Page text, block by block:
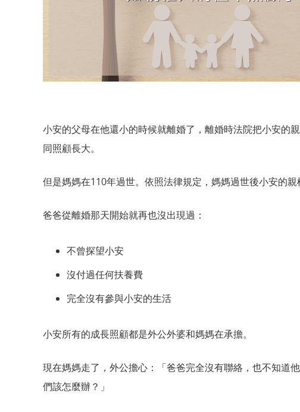
小安的父母在他還小的時候就離婚了，離婚時法院把小安的
同照顧長大。
但是媽媽在110年過世。依照法律規定，媽媽過世後小安的
爸爸從離婚那天開始就再也沒出現過：
不曾探望小安
沒付過任何扶養費
完全沒有參與小安的生活
小安所有的成長照顧都是外公外婆和媽媽在承擔。
現在媽媽走了，外公擔心：「爸爸完全沒有聯絡，也不知道
們該怎麼辦？」